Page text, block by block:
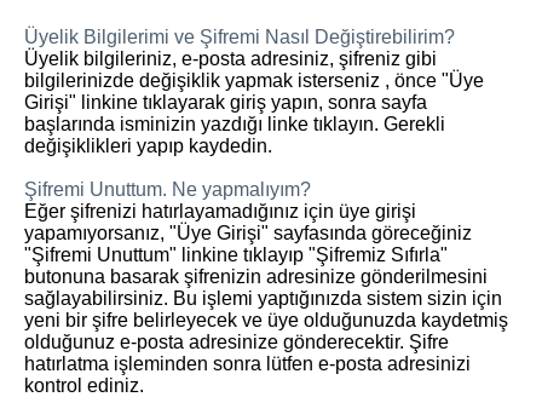
Üyelik Bilgilerimi ve Şifremi Nasıl Değiştirebilirim?
Üyelik bilgileriniz, e-posta adresiniz, şifreniz gibi
bilgilerinizde değişiklik yapmak isterseniz , önce "Üye
Girişi" linkine tıklayarak giriş yapın, sonra sayfa
başlarında isminizin yazdığı linke tıklayın. Gerekli
değişiklikleri yapıp kaydedin.
Şifremi Unuttum. Ne yapmalıyım?
Eğer şifrenizi hatırlayamadığınız için üye girişi
yapamıyorsanız, "Üye Girişi" sayfasında göreceğiniz
"Şifremi Unuttum" linkine tıklayıp "Şifremiz Sıfırla"
butonuna basarak şifrenizin adresinize gönderilmesini
sağlayabilirsiniz. Bu işlemi yaptığınızda sistem sizin için
yeni bir şifre belirleyecek ve üye olduğunuzda kaydetmiş
olduğunuz e-posta adresinize gönderecektir. Şifre
hatırlatma işleminden sonra lütfen e-posta adresinizi
kontrol ediniz.